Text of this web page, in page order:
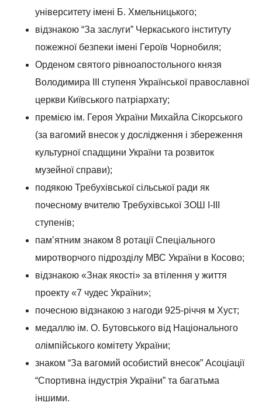
університету імені Б. Хмельницького;
відзнакою “За заслуги” Черкаського інституту
пожежної безпеки імені Героїв Чорнобиля;
Орденом святого рівноапостольного князя
Володимира ІІІ ступеня Української православної
церкви Київського патріархату;
премією ім. Героя України Михайла Сікорського
(за вагомий внесок у дослідження і збереження
культурної спадщини України та розвиток
музейної справи);
подякою Требухівської сільської ради як
почесному вчителю Требухівської ЗОШ І-ІІІ
ступенів;
пам’ятним знаком 8 ротації Спеціального
миротворчого підрозділу МВС України в Косово;
відзнакою «Знак якості» за втілення у життя
проекту «7 чудес України»;
почесною відзнакою з нагоди 925-річчя м Хуст;
медаллю ім. О. Бутовського від Національного
олімпійського комітету України;
знаком “За вагомий особистий внесок” Асоціації
“Спортивна індустрія України” та багатьма
іншими.